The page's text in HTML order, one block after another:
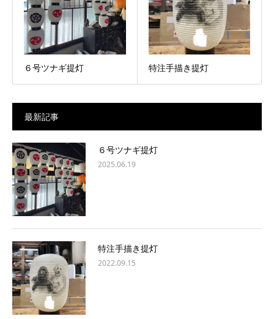
６号ツナギ提灯 特注手描き提灯
最新記事
６号ツナギ提灯
2025.06.19
特注手描き提灯
2022.09.15